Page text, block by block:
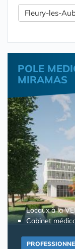
Fleury-les-
POLE
MIRAMAS
Locaux à la
Cabinet